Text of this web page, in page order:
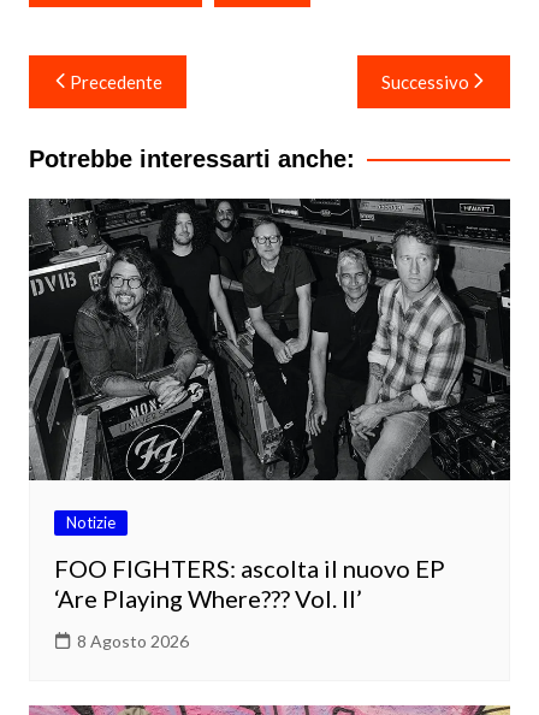
Navigazione
articoli
Precedente Successivo
Potrebbe interessarti anche:
Notizie
FOO FIGHTERS: ascolta il nuovo EP
‘Are Playing Where??? Vol. II’
8 Agosto 2026